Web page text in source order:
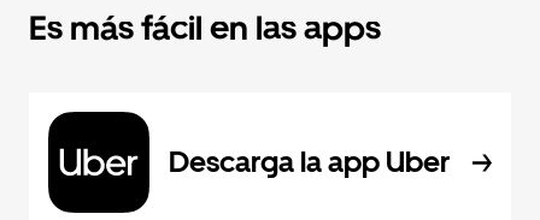
Es más fácil en las apps
Descarga la app Uber